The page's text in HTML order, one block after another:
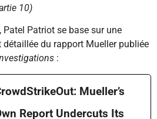
10)
Patel Patriot se base sur une
du rapport Mueller publiée
:
Mueller’s
Report Undercuts Its